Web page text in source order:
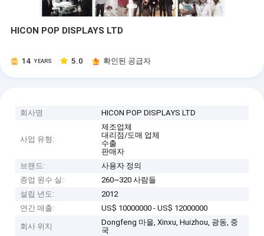
HICON POP DISPLAYS LTD
14 YEARS 5.0 확인된 공급자
회사명 HICON POP DISPLAYS LTD
사업 유형:
제조업체
대리점/도매 업체
수출
판매자
브랜드:
사용자 정의
종업 원수 실:
260~320 사람들
설립 년도:
2012
연간 매출:
US$ 10000000 - US$ 12000000
회사 위치
Dongfeng 마을, Xinxu, Huizhou, 광동, 중
국